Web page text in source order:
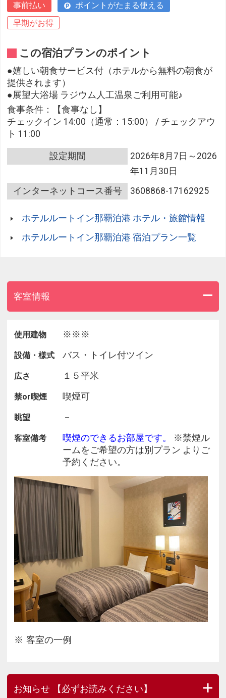
事前払い
ポイントがたまる使える
早期がお得
この宿泊プランのポイント
●嬉しい朝食サービス付（ホテルから無料の朝食が
提供されます）
●展望大浴場 ラジウム人工温泉ご利用可能♪
食事条件：【食事なし】
チェックイン 14:00（通常：15:00） / チェックアウ
ト 11:00
設定期間
2026年8月7日～2026
年11月30日
インターネットコース番号
3608868-17162925
ホテルルートイン那覇泊港 ホテル・旅館情報
ホテルルートイン那覇泊港 宿泊プラン一覧
客室情報
使用建物 ※※※
設備・様式 バス・トイレ付ツイン
広さ １５平米
禁or喫煙 喫煙可
眺望 －
客室備考 喫煙のできるお部屋です。
※禁煙ル
ームをご希望の方は別プラン よりご
予約ください。
客室の一例
お知らせ 【必ずお読みください】